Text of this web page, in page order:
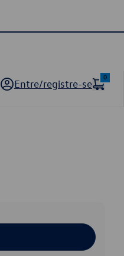
Entre/registre-se
0